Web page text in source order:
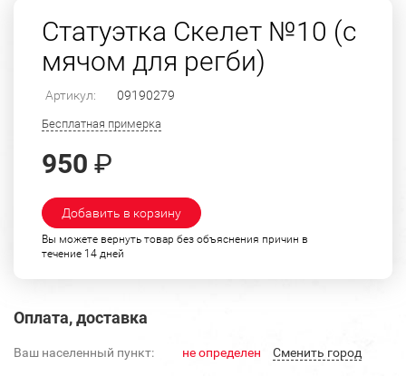
Статуэтка Скелет №10 (с
мячом для регби)
Артикул: 09190279
Бесплатная примерка
950 ₽
Добавить в корзину
Вы можете вернуть товар без объяснения причин в
течение 14 дней
Оплата, доставка
Ваш населенный пункт: не определен Cменить город